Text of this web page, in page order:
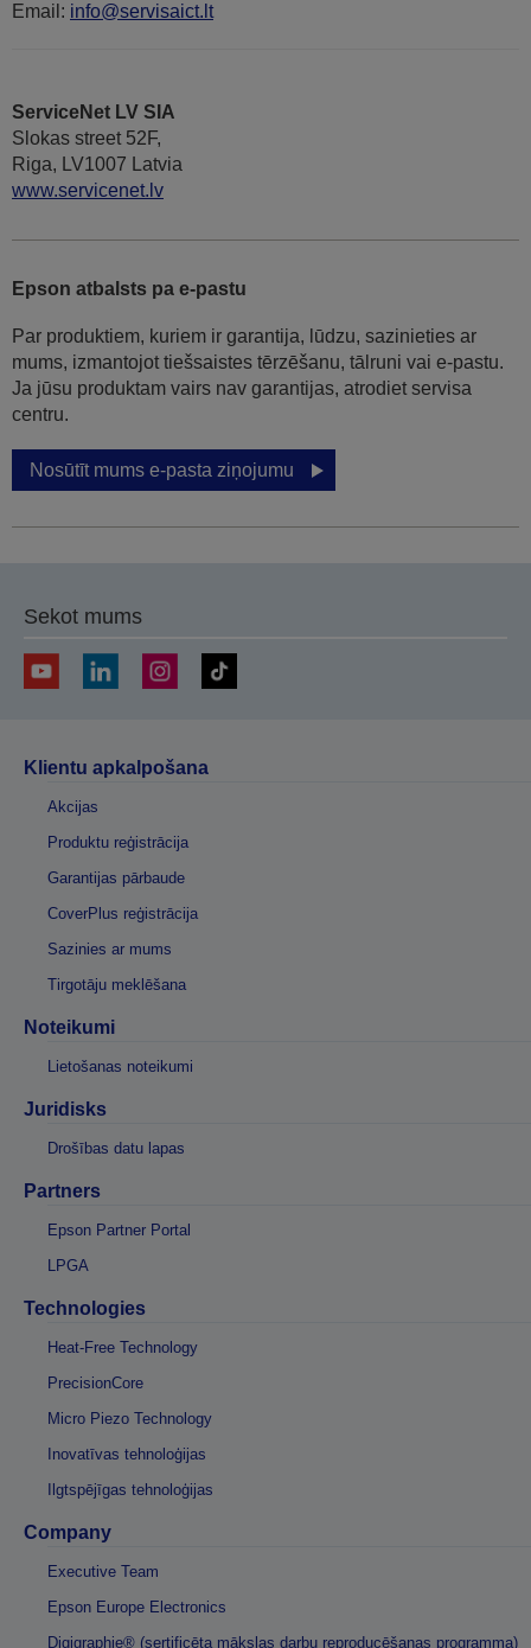
Email: info@servisaict.lt
ServiceNet LV SIA
Slokas street 52F,
Riga, LV1007 Latvia
www.servicenet.lv
Epson atbalsts pa e-pastu
Par produktiem, kuriem ir garantija, lūdzu, sazinieties ar
mums, izmantojot tiešsaistes tērzēšanu, tālruni vai e-pastu.
Ja jūsu produktam vairs nav garantijas, atrodiet servisa
centru.
Nosūtīt mums e-pasta ziņojumu
Sekot mums
Klientu apkalpošana
Akcijas
Produktu reģistrācija
Garantijas pārbaude
CoverPlus reģistrācija
Sazinies ar mums
Tirgotāju meklēšana
Noteikumi
Lietošanas noteikumi
Juridisks
Drošības datu lapas
Partners
Epson Partner Portal
LPGA
Technologies
Heat-Free Technology
PrecisionCore
Micro Piezo Technology
Inovatīvas tehnoloģijas
Ilgtspējīgas tehnoloģijas
Company
Executive Team
Epson Europe Electronics
Digigraphie® (sertificēta mākslas darbu reproducēšanas programma)